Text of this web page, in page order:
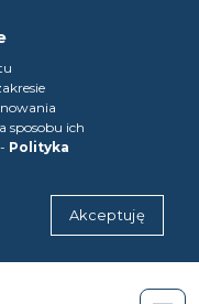
sposobu ich
Polityka
Akceptuję